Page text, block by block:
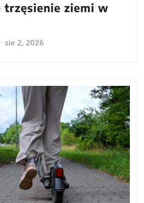
trzęsienie ziemi w
sie 2, 2026